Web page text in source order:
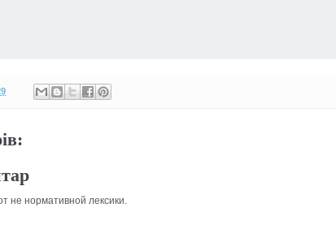
не нормативной лексики.